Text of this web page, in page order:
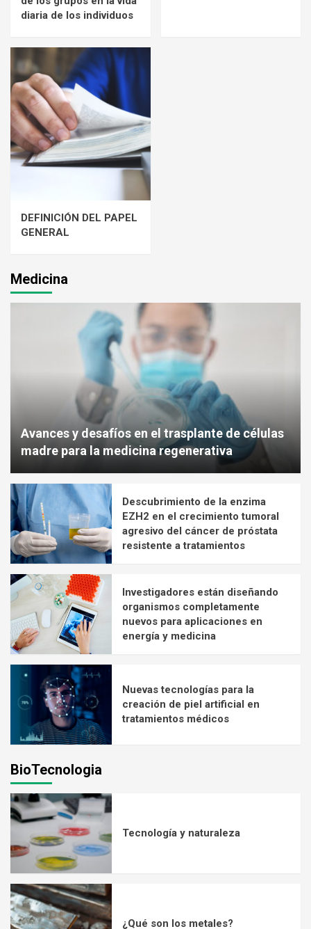
5
DEFINICIÓN DEL PAPEL GENERAL
diaria de los individuos
DEFINICIÓN DEL PAPEL
GENERAL
Medicina
Avances y desafíos en el trasplante de células
madre para la medicina regenerativa
Descubrimiento de la enzima
EZH2 en el crecimiento tumoral
agresivo del cáncer de próstata
resistente a tratamientos
Investigadores están diseñando
organismos completamente
nuevos para aplicaciones en
energía y medicina
Nuevas tecnologías para la
creación de piel artificial en
tratamientos médicos
BioTecnologia
Tecnología y naturaleza
¿Qué son los metales?